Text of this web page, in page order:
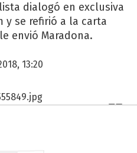
dialogó en exclusiva
y se refirió a la carta
envió Maradona.
13:20